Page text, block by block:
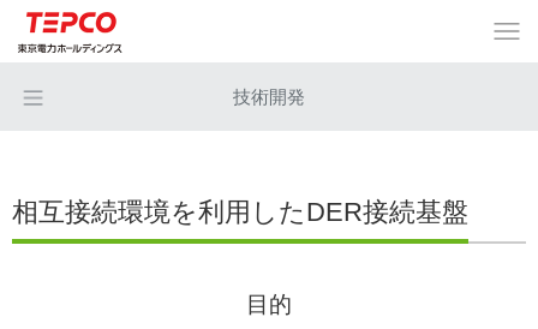
技術開発
相互接続環境を利用したDER接続基盤
目的